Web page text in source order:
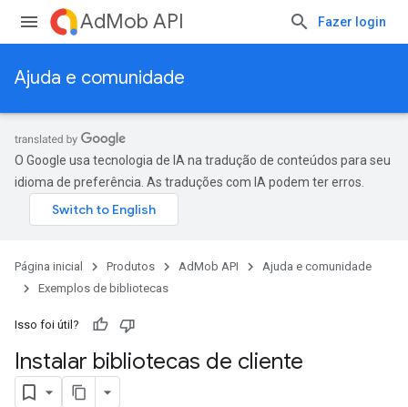
AdMob API Fazer login
Ajuda e comunidade
O Google usa tecnologia de IA na tradução de conteúdos para seu
idioma de preferência. As traduções com IA podem ter erros.
Página inicial Produtos AdMob API
Ajuda e comunidade
Exemplos de bibliotecas
Isso foi útil?
Instalar bibliotecas de cliente